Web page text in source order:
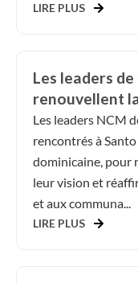
LIRE PLUS
Les leaders
renouvellent
Les leaders NCM
rencontrés à
dominicaine, pour
leur vision et
et aux communa...
LIRE PLUS